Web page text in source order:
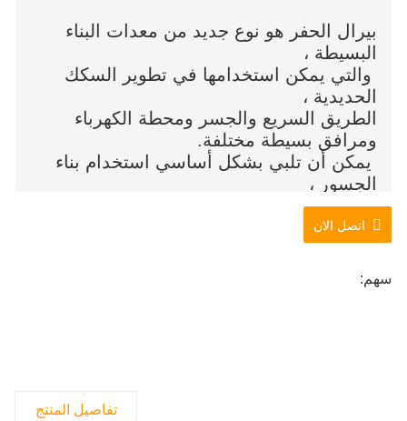
بيرال الحفر هو نوع جديد من معدات البناء
البسيطة ،
والتي يمكن استخدامها في تطوير السكك
الحديدية ،
الطريق السريع والجسر ومحطة الكهرباء
ومرافق بسيطة مختلفة.
يمكن أن تلبي بشكل أساسي استخدام بناء
الجسور ،
البناء الشاهق والمشاريع الأساسية المختلفة.
اتصل الان
سهم:
تفاصيل المنتج